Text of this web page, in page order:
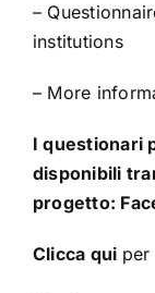
–
institutions
– More
I questionari
disponibili
progetto:
Clicca qui per